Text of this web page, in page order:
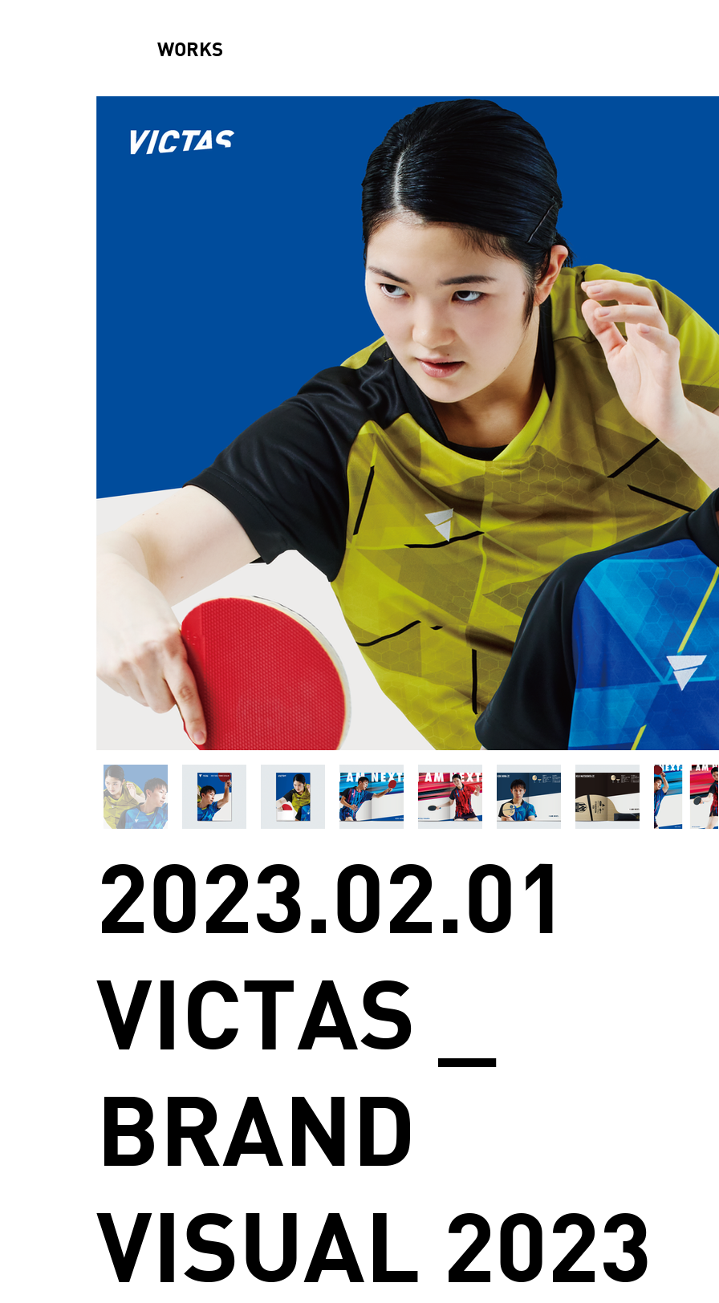
2023.02.01
VICTAS _
BRAND
VISUAL 2023
WORKS